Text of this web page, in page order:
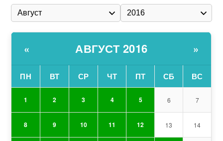
« АВГУСТ 2016 »
ПН ВТ СР ЧТ ПТ СБ ВС
1 2 3 4 5 6 7
8 9 10 11 12 13 14